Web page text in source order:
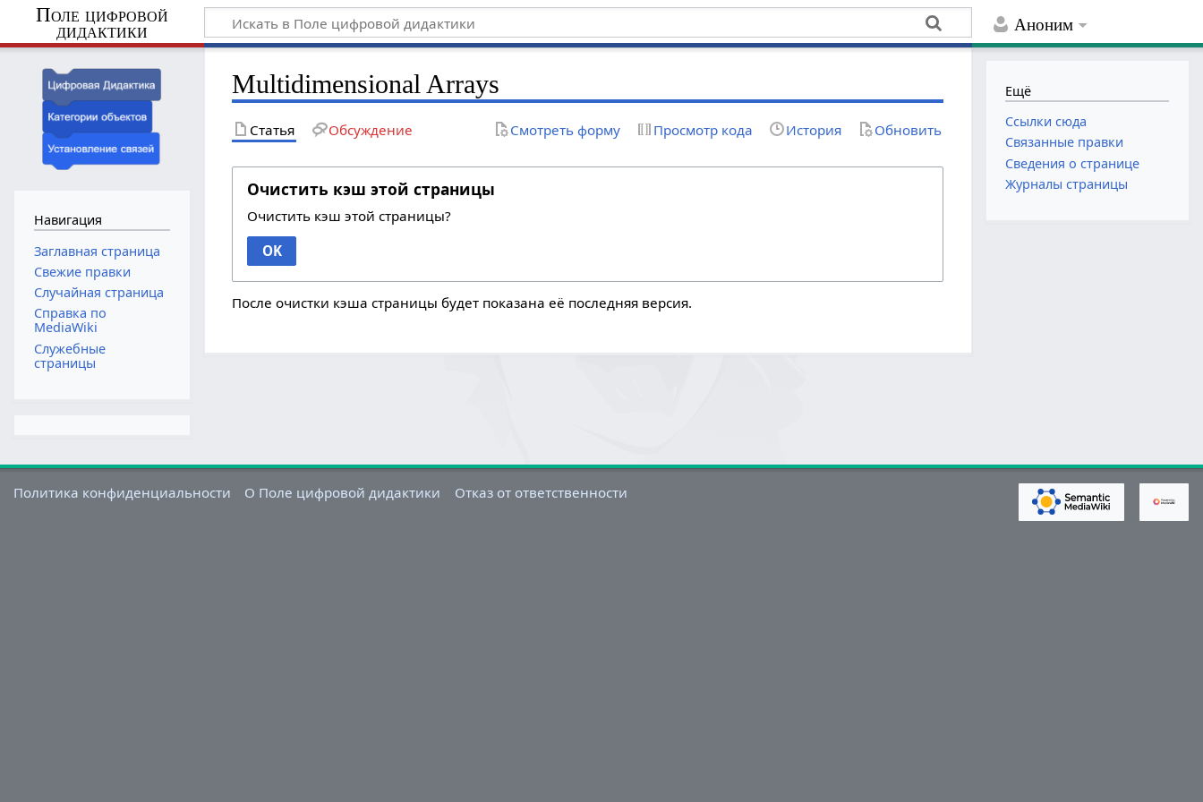
Аноним
Поле цифровой
дидактики
Multidimensional Arrays
Статья Обсуждение Смотреть форму Просмотр кода История Обновить
Очистить кэш этой страницы
Очистить кэш этой страницы?
OK
После очистки кэша страницы будет показана её последняя версия.
Навигация
Заглавная страница
Свежие правки
Случайная страница
Справка по
MediaWiki
Служебные
страницы
Ещё
Ссылки сюда
Связанные правки
Сведения о странице
Журналы страницы
Политика конфиденциальности О Поле цифровой дидактики Отказ от ответственности